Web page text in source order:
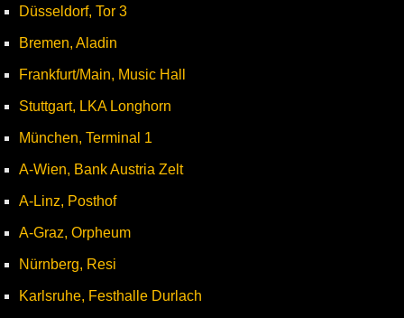
Düsseldorf, Tor 3
Bremen, Aladin
Frankfurt/Main, Music Hall
Stuttgart, LKA Longhorn
München, Terminal 1
A-Wien, Bank Austria Zelt
A-Linz, Posthof
A-Graz, Orpheum
Nürnberg, Resi
Karlsruhe, Festhalle Durlach